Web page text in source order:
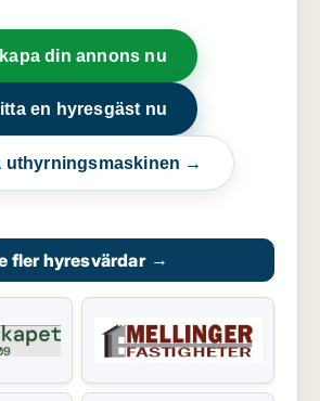
din annons nu
en hyresgäst nu
uthyrningsmaskinen →
fler hyresvärdar →